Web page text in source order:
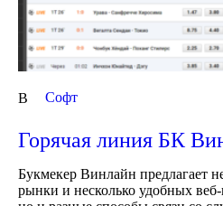
В Cофт
Горячая линия БК
Букмекер Винлайн предлагает
рынки и несколько удобных